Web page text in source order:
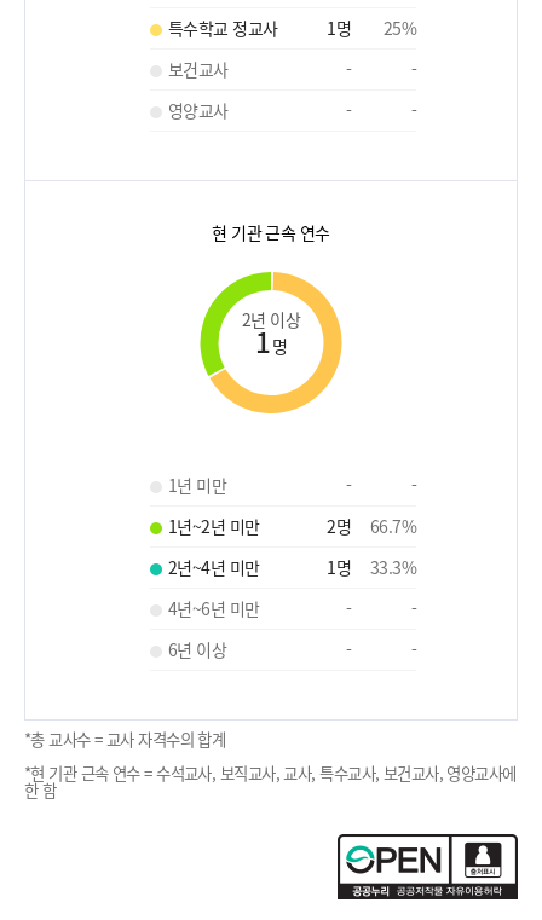
특수학교 정교사
1명 25%
보건교사
-
-
영양교사
- -
현 기관 근속 연수
2년 이상
1명
1년 미만 -
-
1년~2년 미만
2명 66.7%
2년~4년 미만
1명 33.3%
4년~6년 미만
-
-
6년 이상
- -
*총 교사수 = 교사 자격수의 합계
*현 기관 근속 연수 = 수석교사, 보직교사, 교사, 특수교사, 보건교사, 영양교사에
한 함